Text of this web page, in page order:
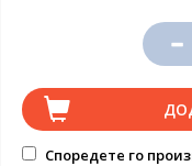
Споредете го